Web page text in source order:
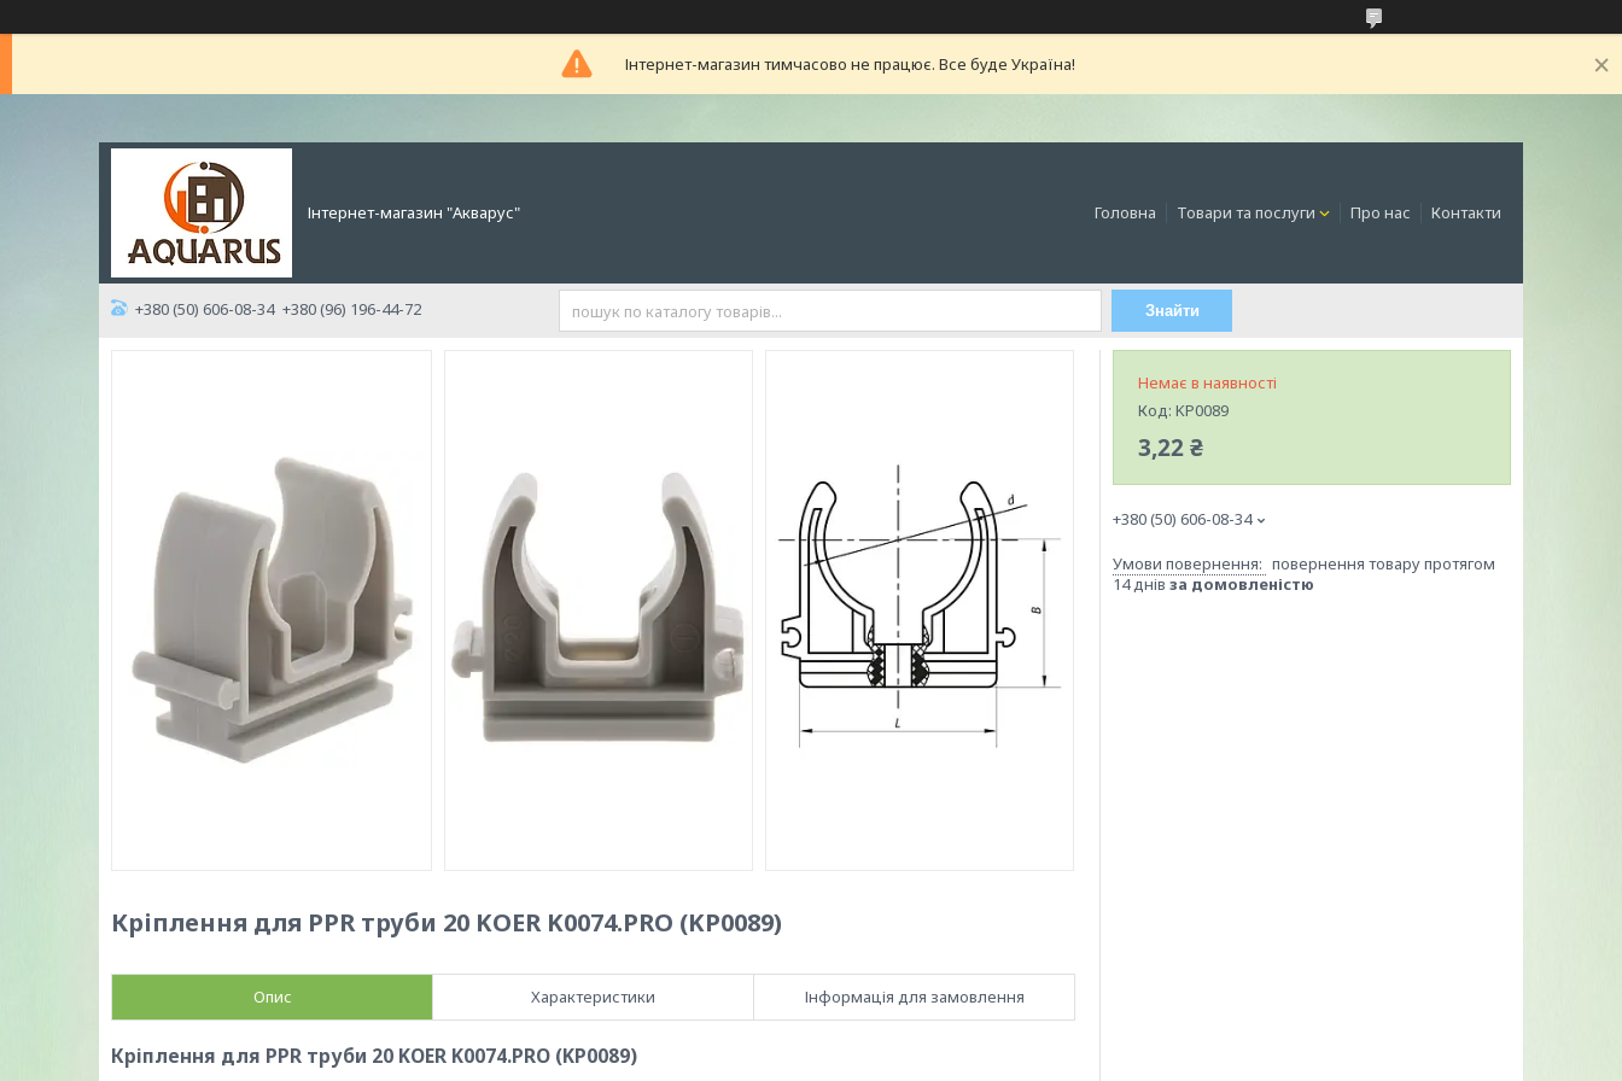
Інтернет-магазин тимчасово не працює. Все буде Україна!
Інтернет-магазин "Акварус" Головна Товари та послуги Про нас Контакти
+380 (50) 606-08-34 +380 (96) 196-44-72 Знайти
Кріплення для PPR труби 20 KOER K0074.PRO (KP0089)
Опис Характеристики Інформація для замовлення
Кріплення для PPR труби 20 KOER K0074.PRO (KP0089)
Немає в наявності
Код: KP0089
3,22 ₴
+380 (50) 606-08-34
повернення товару протягом
14 днів за домовленістю